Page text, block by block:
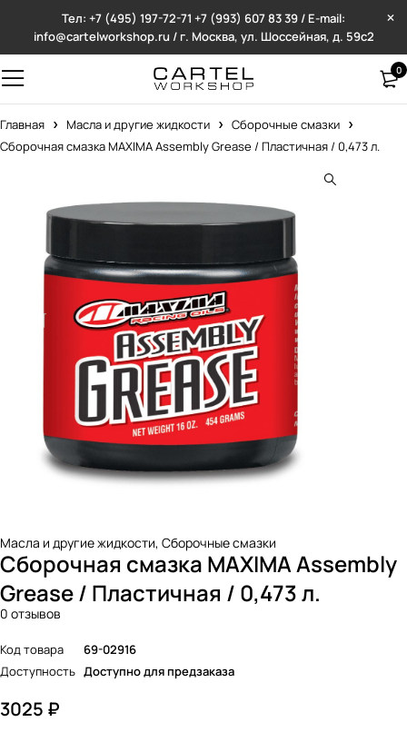
Тел: +7 (495) 197-72-71 +7 (993) 607 83 39 / E-mail:
info@cartelworkshop.ru / г. Москва, ул. Шоссейная, д. 59с2
0
Главная Масла и другие жидкости
Сборочные смазки
Сборочная смазка MAXIMA Assembly Grease / Пластичная / 0,473 л.
Масла и другие жидкости, Сборочные смазки
Сборочная смазка MAXIMA Assembly
Grease / Пластичная / 0,473 л.
0 отзывов
Код товара
69-02916
Доступность Доступно для предзаказа
3025 ₽